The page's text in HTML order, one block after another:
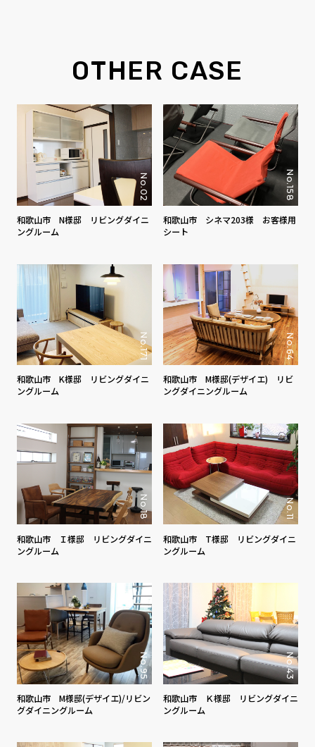
OTHER CASE
No.02
和歌山市 N様邸 リビングダイニ
ングルーム
No.158
和歌山市 シネマ203様 お客様用
シート
No.171
和歌山市 K様邸 リビングダイニ
ングルーム
No.64
和歌山市 M様邸(デザイエ) リビ
ングダイニングルーム
No.18
和歌山市 Ｉ様邸 リビングダイニ
ングルーム
No.11
和歌山市 T様邸 リビングダイニ
ングルーム
No.95
和歌山市 M様邸(デザイエ)/リビン
グダイニングルーム
No.43
和歌山市 Ｋ様邸 リビングダイニ
ングルーム